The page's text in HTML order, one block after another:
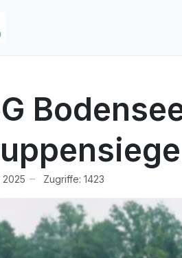
2025 Zugriffe: 1423